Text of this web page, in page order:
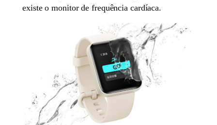
existe o monitor de frequência cardíaca.